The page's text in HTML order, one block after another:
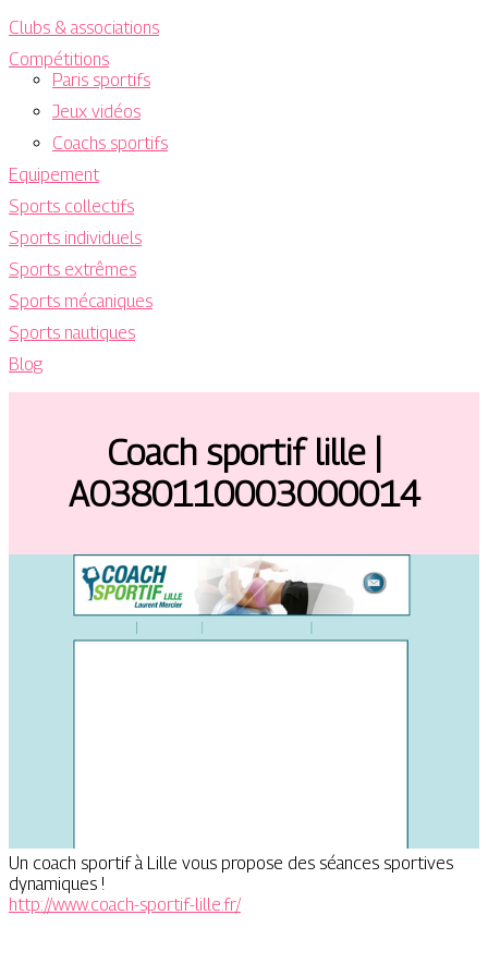
Clubs & associations
Compétitions
Paris sportifs
Jeux vidéos
Coachs sportifs
Equipement
Sports collectifs
Sports individuels
Sports extrêmes
Sports mécaniques
Sports nautiques
Blog
Coach sportif lille |
A0380110003000014
Un coach sportif à Lille vous propose des séances sportives
dynamiques !
http://www.coach-sportif-lille.fr/